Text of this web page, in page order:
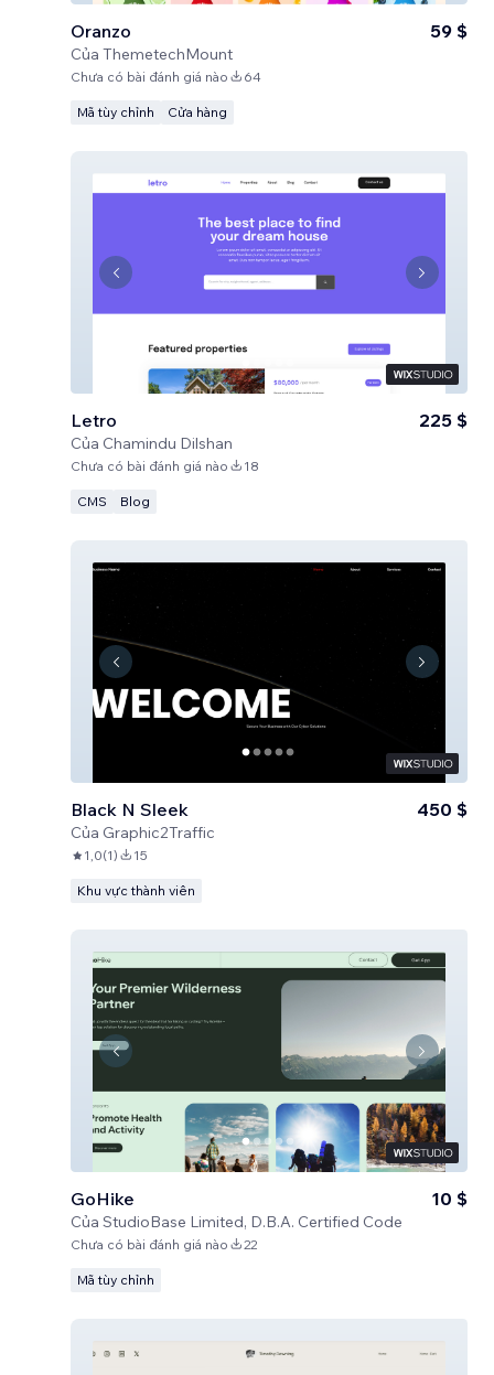
Oranzo
Của ThemetechMount
59 $
Chưa có bài đánh giá nào 64
Mã tùy chỉnh Cửa hàng
Letro
Của Chamindu Dilshan
225 $
Chưa có bài đánh giá nào 18
CMS Blog
Black N Sleek
Của Graphic2Traffic
450 $
1,0(1) 15
Khu vực thành viên
GoHike
Của StudioBase Limited, D.B.A. Certified Code
10 $
Chưa có bài đánh giá nào 22
Mã tùy chỉnh